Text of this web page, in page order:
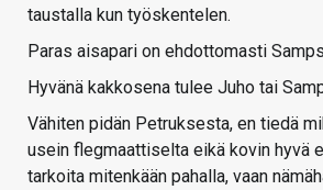
taustalla kun työskentelen.
Paras aisapari on ehdottomasti
Hyvänä kakkosena tulee Juho tai
Vähiten pidän Petruksesta, en tiedä
usein flegmaattiselta eikä kovin hyvä
tarkoita mitenkään pahalla, vaan